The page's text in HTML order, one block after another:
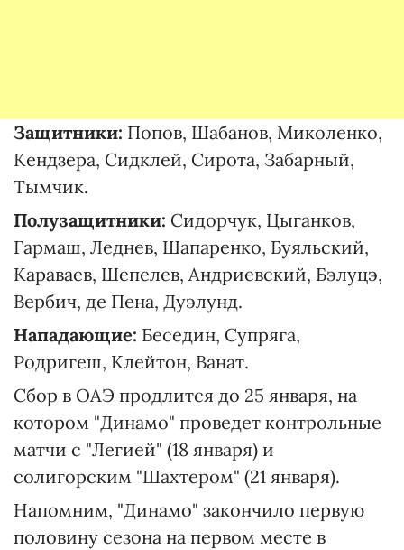
Защитники: Попов, Шабанов, Миколенко,
Кендзера, Сидклей, Сирота, Забарный,
Тымчик.
Полузащитники: Сидорчук, Цыганков,
Гармаш, Леднев, Шапаренко, Буяльский,
Караваев, Шепелев, Андриевский, Бэлуцэ,
Вербич, де Пена, Дуэлунд.
Нападающие: Беседин, Супряга,
Родригеш, Клейтон, Ванат.
Сбор в ОАЭ продлится до 25 января, на
котором "Динамо" проведет контрольные
матчи с "Легией" (18 января) и
солигорским "Шахтером" (21 января).
Напомним, "Динамо" закончило первую
половину сезона на первом месте в